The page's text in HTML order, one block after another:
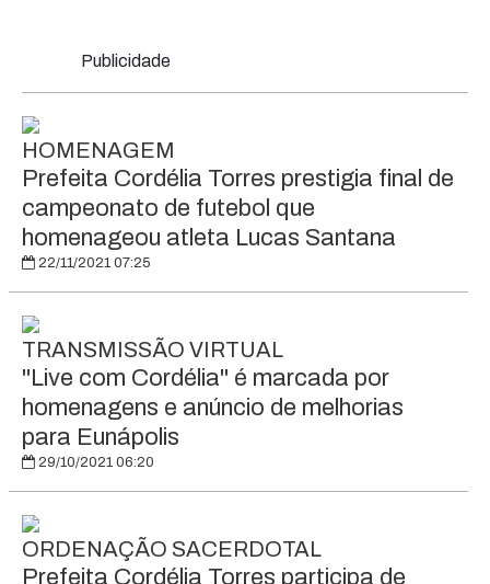
Publicidade
HOMENAGEM
Prefeita Cordélia Torres prestigia final de
campeonato de futebol que
homenageou atleta Lucas Santana
22/11/2021 07:25
TRANSMISSÃO VIRTUAL
"Live com Cordélia" é marcada por
homenagens e anúncio de melhorias
para Eunápolis
29/10/2021 06:20
ORDENAÇÃO SACERDOTAL
Prefeita Cordélia Torres participa de